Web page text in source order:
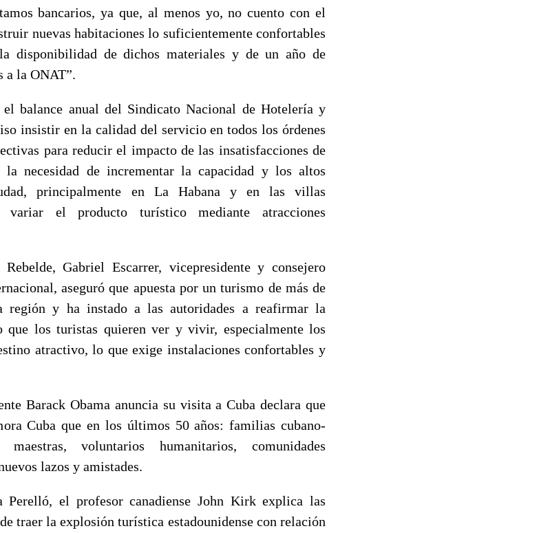
bancarios, ya que, al menos yo, no cuento con el
nuevas habitaciones lo suficientemente confortables
disponibilidad de dichos materiales y de un año de
a la ONAT”.
balance anual del Sindicato Nacional de Hotelería y
insistir en la calidad del servicio en todos los órdenes
para reducir el impacto de las insatisfacciones de
necesidad de incrementar la capacidad y los altos
principalmente en La Habana y en las villas
el producto turístico mediante atracciones
Gabriel Escarrer, vicepresidente y consejero
aseguró que apuesta por un turismo de más de
región y ha instado a las autoridades a reafirmar la
que los turistas quieren ver y vivir, especialmente los
atractivo, lo que exige instalaciones confortables y
Barack Obama anuncia su visita a Cuba declara que
Cuba que en los últimos 50 años: familias cubano-
maestras, voluntarios humanitarios, comunidades
lazos y amistades.
Perelló, el profesor canadiense John Kirk explica las
traer la explosión turística estadounidense con relación